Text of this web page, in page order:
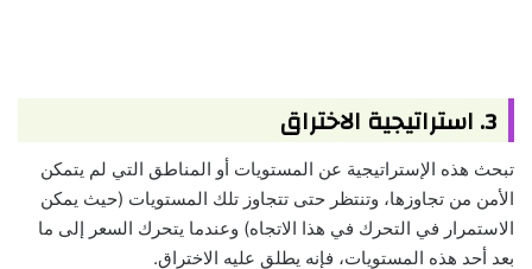
3. استراتيجية الاختراق
تبحث هذه الإستراتيجية عن المستويات أو المناطق التي لم يتمكن
الأمن من تجاوزها، وتنتظر حتى تتجاوز تلك المستويات (حيث يمكن
الاستمرار في التحرك في هذا الاتجاه) وعندما يتحرك السعر إلى ما
بعد أحد هذه المستويات، فإنه يطلق عليه الاختراق.